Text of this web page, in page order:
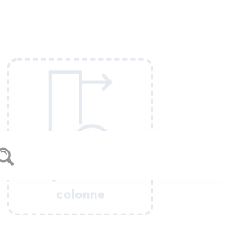
colonne
colonne
colonne
colonne
colonne
colonne